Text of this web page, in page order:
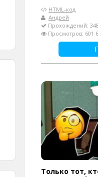
HTML-код
Андрей
Прохождений:
Просмотров: 601
Только тот,